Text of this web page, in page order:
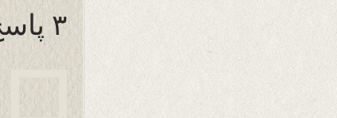
۳ پاسخ به “برف”